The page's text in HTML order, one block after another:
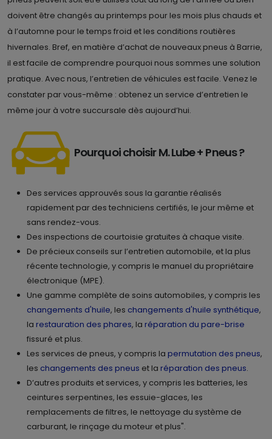
doivent être changés au printemps pour les mois plus chauds et
à l’automne pour le temps froid et les conditions routières
hivernales. Bref, en matière d’achat de nouveaux pneus à Barrie,
il est facile de comprendre pourquoi nous sommes une solution
pratique. Avec nous, l’entretien de véhicules est facile. Venez le
constater par vous-même : obtenez un service d’entretien le
même jour à votre succursale dès aujourd’hui.
Pourquoi choisir M. Lube + Pneus ?
Des services approuvés sous la garantie réalisés
rapidement par des techniciens certifiés, le jour même et
sans rendez-vous.
Des inspections de courtoisie gratuites à chaque visite.
De précieux conseils sur l’entretien automobile, et la plus
récente technologie, y compris le manuel du propriétaire
électronique (MPE).
Une gamme complète de soins automobiles, y compris les
changements d'huile, les changements d'huile synthétique,
la restauration des phares, la réparation du pare-brise
fissuré et plus.
Les services de pneus, y compris la permutation des pneus,
les changements des pneus et la réparation des pneus.
D’autres produits et services, y compris les batteries, les
ceintures serpentines, les essuie-glaces, les
remplacements de filtres, le nettoyage du système de
carburant, le rinçage du moteur et plus".